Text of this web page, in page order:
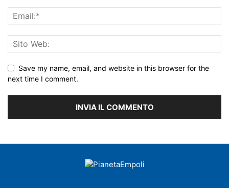
Save my name, email, and website in this browser for the
next time I comment.